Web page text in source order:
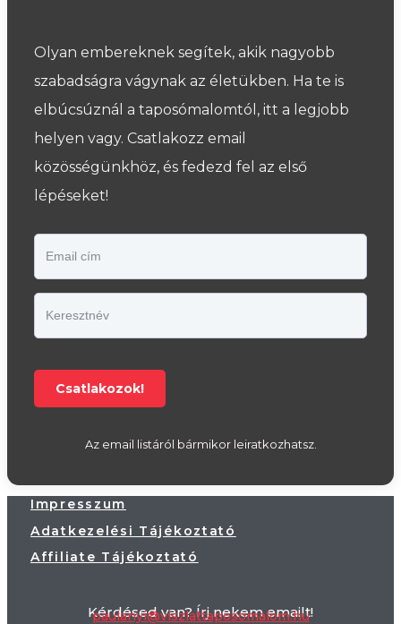
Olyan embereknek segítek, akik nagyobb
szabadságra vágynak az életükben. Ha te is
elbúcsúznál a taposómalomtól, itt a legjobb
helyen vagy. Csatlakozz email
közösségünkhöz, és fedezd fel az első
lépéseket!
Csatlakozok!
Az email listáról bármikor leiratkozhatsz.
Impresszum
Adatkezelési Tájékoztató
Affiliate Tájékoztató
Kérdésed van? Írj nekem emailt!
paulanyi@viszlattaposomalom.hu